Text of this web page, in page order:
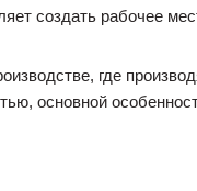
создать рабочее
где
основной